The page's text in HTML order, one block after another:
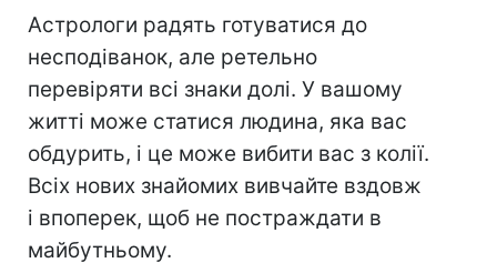
Астрологи радять готуватися до
несподіванок, але ретельно
перевіряти всі знаки долі. У вашому
житті може статися людина, яка вас
обдурить, і це може вибити вас з колії.
Всіх нових знайомих вивчайте вздовж
і впоперек, щоб не постраждати в
майбутньому.